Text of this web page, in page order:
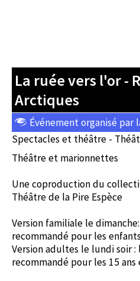
La ruée vers l'or -
Arctiques
Événement organisé par
Spectacles et théâtre -
Théâtre et marionnettes
Une coproduction du
Théâtre de la Pire Espèce
Version familiale le
recommandé pour les
Version adultes le lundi soir
recommandé pour les 15 ans